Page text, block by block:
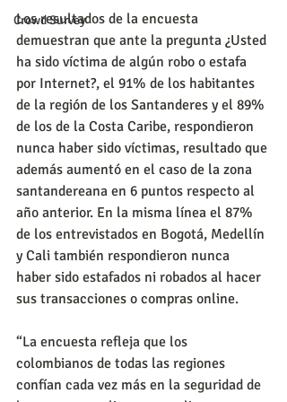
Crowd Survey
Los resultados de la encuesta
demuestran que ante la pregunta ¿Usted
ha sido víctima de algún robo o estafa
por Internet?, el 91% de los habitantes
de la región de los Santanderes y el 89%
de los de la Costa Caribe, respondieron
nunca haber sido víctimas, resultado que
además aumentó en el caso de la zona
santandereana en 6 puntos respecto al
año anterior. En la misma línea el 87%
de los entrevistados en Bogotá, Medellín
y Cali también respondieron nunca
haber sido estafados ni robados al hacer
sus transacciones o compras online.
“La encuesta refleja que los
colombianos de todas las regiones
confían cada vez más en la seguridad de